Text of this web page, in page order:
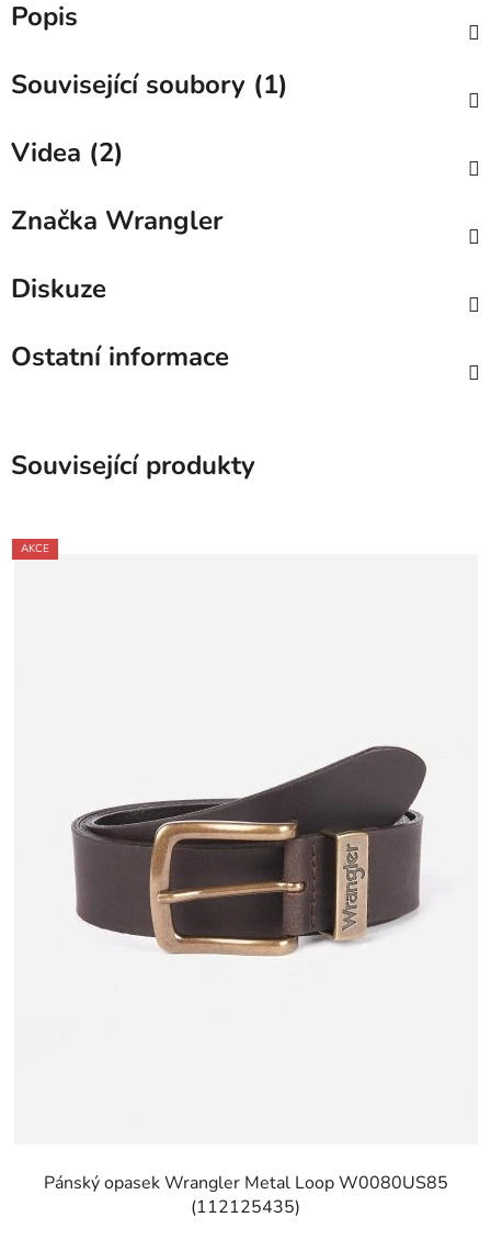
Popis
Související soubory (1)
Videa (2)
Značka Wrangler
Diskuze
Ostatní informace
Související produkty
AKCE
Pánský opasek Wrangler Metal Loop W0080US85
(112125435)